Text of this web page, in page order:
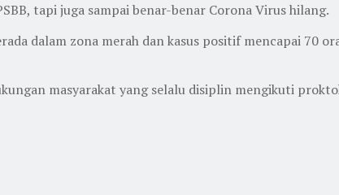
tapi juga sampai benar-benar Corona Virus hilang.
dalam zona merah dan kasus positif mencapai 70
masyarakat yang selalu disiplin mengikuti